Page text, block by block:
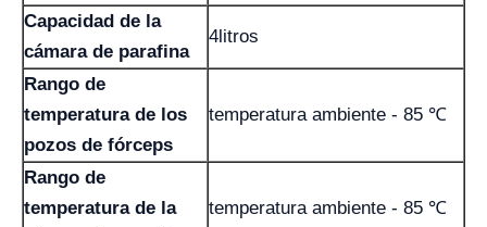
Capacidad de la
cámara de parafina
4litros
Rango de
temperatura de los
pozos de fórceps
temperatura ambiente - 85 ℃
Rango de
temperatura de la
temperatura ambiente - 85 ℃